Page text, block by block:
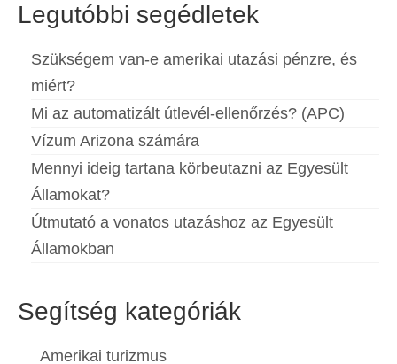
Legutóbbi segédletek
Szükségem van-e amerikai utazási pénzre, és
miért?
Mi az automatizált útlevél-ellenőrzés? (APC)
Vízum Arizona számára
Mennyi ideig tartana körbeutazni az Egyesült
Államokat?
Útmutató a vonatos utazáshoz az Egyesült
Államokban
Segítség kategóriák
Amerikai turizmus